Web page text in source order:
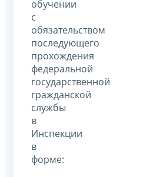
обучении
с
обязательством
последующего
прохождения
федеральной
государственной
гражданской
службы
в
Инспекции
в
форме: